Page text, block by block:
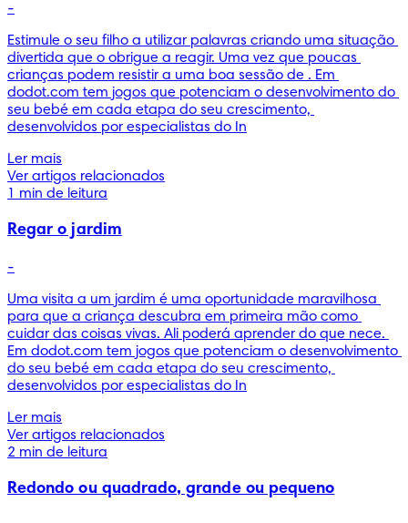
-
Estimule o seu filho a utilizar palavras criando uma situação
divertida que o obrigue a reagir. Uma vez que poucas
crianças podem resistir a uma boa sessão de . Em
dodot.com tem jogos que potenciam o desenvolvimento do
seu bebé em cada etapa do seu crescimento,
desenvolvidos por especialistas do In
Ler mais
Ver artigos relacionados
1 min de leitura
Regar o jardim
-
Uma visita a um jardim é uma oportunidade maravilhosa
para que a criança descubra em primeira mão como
cuidar das coisas vivas. Ali poderá aprender do que nece.
Em dodot.com tem jogos que potenciam o desenvolvimento
do seu bebé em cada etapa do seu crescimento,
desenvolvidos por especialistas do In
Ler mais
Ver artigos relacionados
2 min de leitura
Redondo ou quadrado, grande ou pequeno